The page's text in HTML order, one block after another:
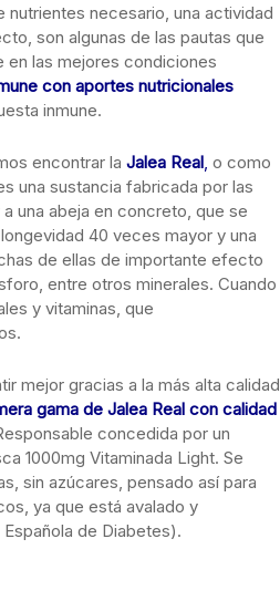
necesario, una actividad
son algunas de las pautas que
en las mejores condiciones
con aportes nutricionales
inmune.
encontrar la Jalea Real, o como
una sustancia fabricada por las
una abeja en concreto, que se
40 veces mayor y una
de ellas de importante efecto
entre otros minerales. Cuando
y vitaminas, que
mejor gracias a la más alta calidad
gama de Jalea Real con calidad
concedida por un
1000mg Vitaminada Light. Se
sin azúcares, pensado así para
ya que está avalado y
de Diabetes).